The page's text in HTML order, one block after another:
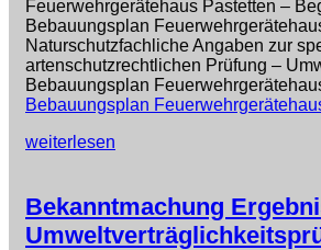
Feuerwehrgerätehaus Pastetten –
Bebauungsplan
Naturschutzfachliche Angaben zur
artenschutzrechtlichen Prüfung –
Bebauungsplan
Bebauungsplan
weiterlesen
Bekanntmachung